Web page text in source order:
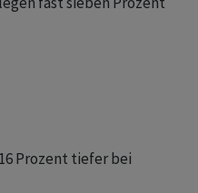
Prozent tiefer bei